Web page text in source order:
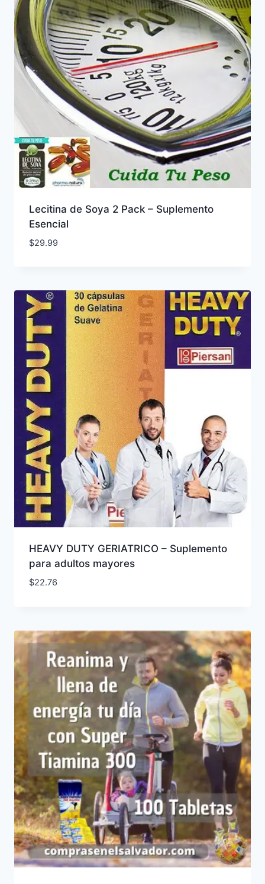
Lecitina de Soya 2 Pack – Suplemento
Esencial
$29.99
HEAVY DUTY GERIATRICO – Suplemento
para adultos mayores
$22.76